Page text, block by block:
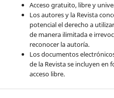
Acceso gratuito, libre y
Los autores y la Revista
potencial el derecho a
de manera ilimitada e
reconocer la autoría.
Los documentos
de la Revista se incluyen
acceso libre.